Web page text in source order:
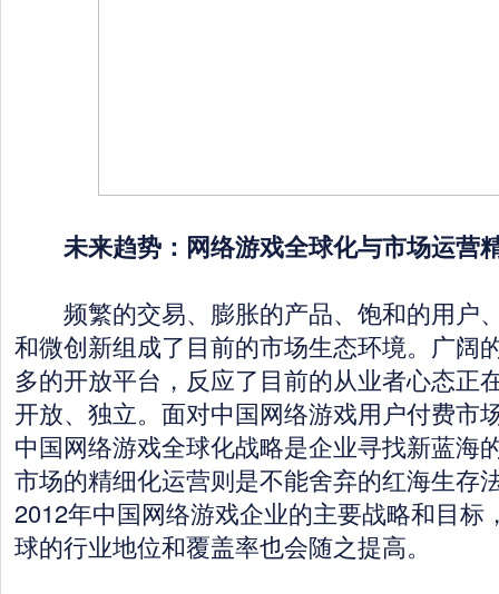
未来趋势：网络游戏全球化与市场运营
频繁的交易、膨胀的产品、饱和的用户
和微创新组成了目前的市场生态环境。广阔
多的开放平台，反应了目前的从业者心态正
开放、独立。面对中国网络游戏用户付费市
中国网络游戏全球化战略是企业寻找新蓝海
市场的精细化运营则是不能舍弃的红海生存
2012年中国网络游戏企业的主要战略和目标
球的行业地位和覆盖率也会随之提高。